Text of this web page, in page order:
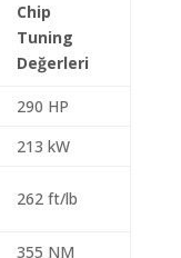
Chip
Tuning
Değerleri
290 HP
213 kW
262 ft/lb
355 NM